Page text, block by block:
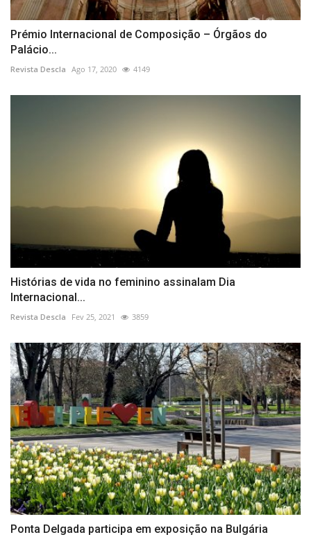
Prémio Internacional de Composição – Órgãos do
Palácio...
Revista Descla Ago 17, 2020 4149
Histórias de vida no feminino assinalam Dia
Internacional...
Revista Descla Fev 25, 2021 3859
Ponta Delgada participa em exposição na Bulgária